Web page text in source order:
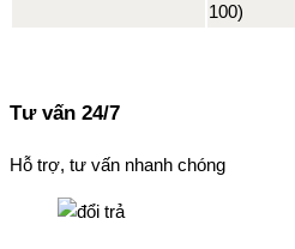
100)
Tư vấn 24/7
Hỗ trợ, tư vấn nhanh chóng